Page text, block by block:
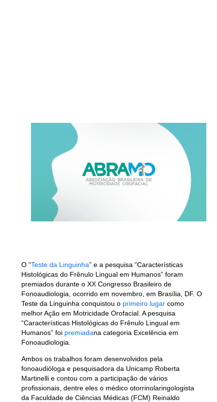
O “Teste da Linguinha” e a pesquisa “Características
Histológicas do Frênulo Lingual em Humanos” foram
premiados durante o XX Congresso Brasileiro de
Fonoaudiologia, ocorrido em novembro, em Brasília, DF. O
Teste da Linguinha conquistou o primeiro lugarcomo
melhor Ação em Motricidade Orofacial. A pesquisa
“Características Histológicas do Frênulo Lingual em
Humanos” foi premiadana categoria Excelência em
Fonoaudiologia.
Ambos os trabalhos foram desenvolvidos pela
fonoaudióloga e pesquisadora da Unicamp Roberta
Martinelli e contou com a participação de vários
profissionais, dentre eles o médico otorrinolaringologista
da Faculdade de Ciências Médicas (FCM) Reinaldo